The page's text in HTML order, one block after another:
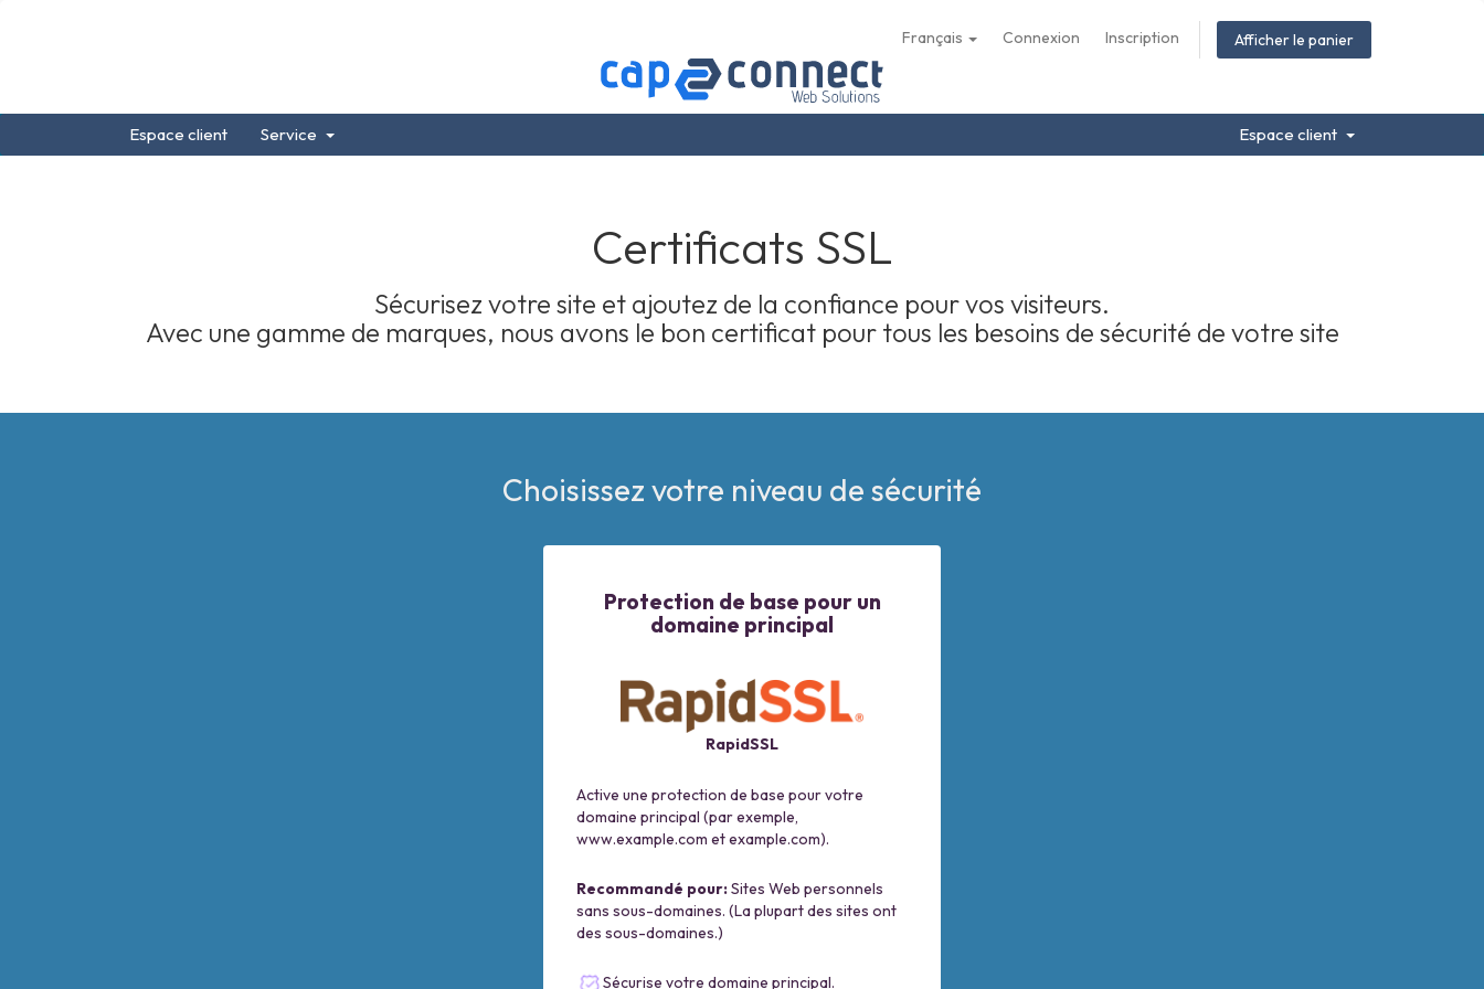
Français Connexion Inscription Afficher le panier
Espace client Service Espace client
Certificats SSL
Sécurisez votre site et ajoutez de la confiance pour vos visiteurs.
Avec une gamme de marques, nous avons le bon certificat pour tous les besoins de sécurité de votre site
Choisissez votre niveau de sécurité
Protection de base pour un
domaine principal
RapidSSL
Active une protection de base pour votre
domaine principal (par exemple,
www.example.com et example.com).
Recommandé pour:Sites Web personnels
sans sous-domaines. (La plupart des sites ont
des sous-domaines.)
Sécurise votre domaine principal.